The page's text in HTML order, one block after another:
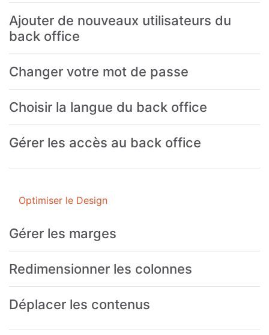
Ajouter de nouveaux utilisateurs du
back office
Changer votre mot de passe
Choisir la langue du back office
Gérer les accès au back office
Optimiser le Design
Gérer les marges
Redimensionner les colonnes
Déplacer les contenus